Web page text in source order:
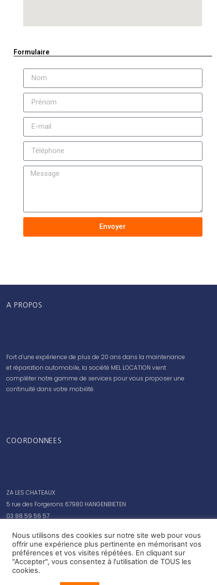
Formulaire
Envoyer
A PROPOS
Fort d’une expérience de plus de 20 ans dans la maintenance
et réparation automobile, la société MEL LOCATION vient
compléter notre gamme de services pour vous proposer une
continuité dans votre mobilité.
COORDONNEES
ZA LES CHATEAUX
5 rue des Forgerons 67980 HANGENBIETEN
03 88 59 56 57
Nous utilisons des cookies sur notre site web pour vous
offrir une expérience plus pertinente en mémorisant vos
préférences et vos visites répétées. En cliquant sur
"Accepter", vous consentez à l'utilisation de TOUS les
cookies.